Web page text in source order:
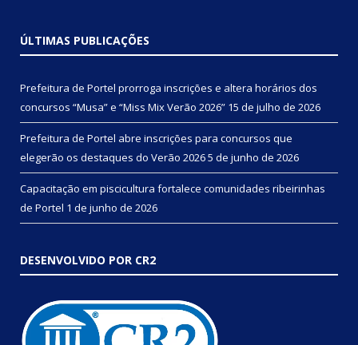
ÚLTIMAS PUBLICAÇÕES
Prefeitura de Portel prorroga inscrições e altera horários dos
concursos “Musa” e “Miss Mix Verão 2026” 15 de julho de 2026
Prefeitura de Portel abre inscrições para concursos que
elegerão os destaques do Verão 20265 de junho de 2026
Capacitação em piscicultura fortalece comunidades ribeirinhas
de Portel 1 de junho de 2026
DESENVOLVIDO POR CR2